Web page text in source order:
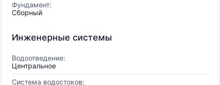
Фундамент:
Сборный
Инженерные системы
Водоотведение:
Центральное
Система водостоков: